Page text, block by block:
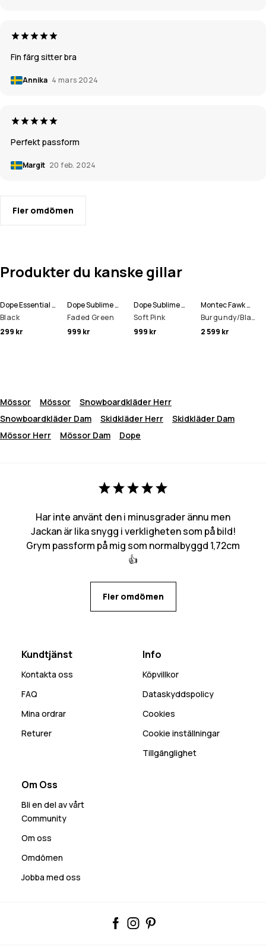
Fin färg sitter bra
Annika 4 mars 2024
Perfekt passform
Margit 20 feb. 2024
Fler omdömen
Produkter du kanske gillar
Dope Essential Skidstrumpor
Black
299 kr
Dope Sublime W Fleecehood Kvinna
Faded Green
999 kr
Dope Sublime W Fleecehood Kvinna
Soft Pink
999 kr
Montec Fawk W Skidbyxa Kvinna
Burgundy/Black
2 599 kr
Mössor Mössor
Snowboardkläder Herr
Snowboardkläder Dam
Skidkläder Herr
Skidkläder Dam
Mössor Herr
Mössor Dam Dope
Har inte använt den i minusgrader ännu men
Jackan är lika snygg i verkligheten som på bild!
Grym passform på mig som normalbyggd 1,72cm
👍
Fler omdömen
Kundtjänst
Kontakta oss
FAQ
Mina ordrar
Returer
Info
Köpvillkor
Dataskyddspolicy
Cookies
Cookie inställningar
Tillgänglighet
Om Oss
Bli en del av vårt
Community
Om oss
Omdömen
Jobba med oss